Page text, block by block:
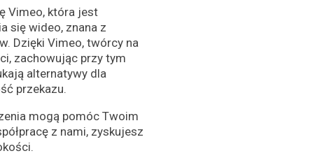
Vimeo, która jest
się wideo, znana z
Dzięki Vimeo, twórcy na
zachowując przy tym
alternatywy dla
przekazu.
mogą pomóc Twoim
z nami, zyskujesz